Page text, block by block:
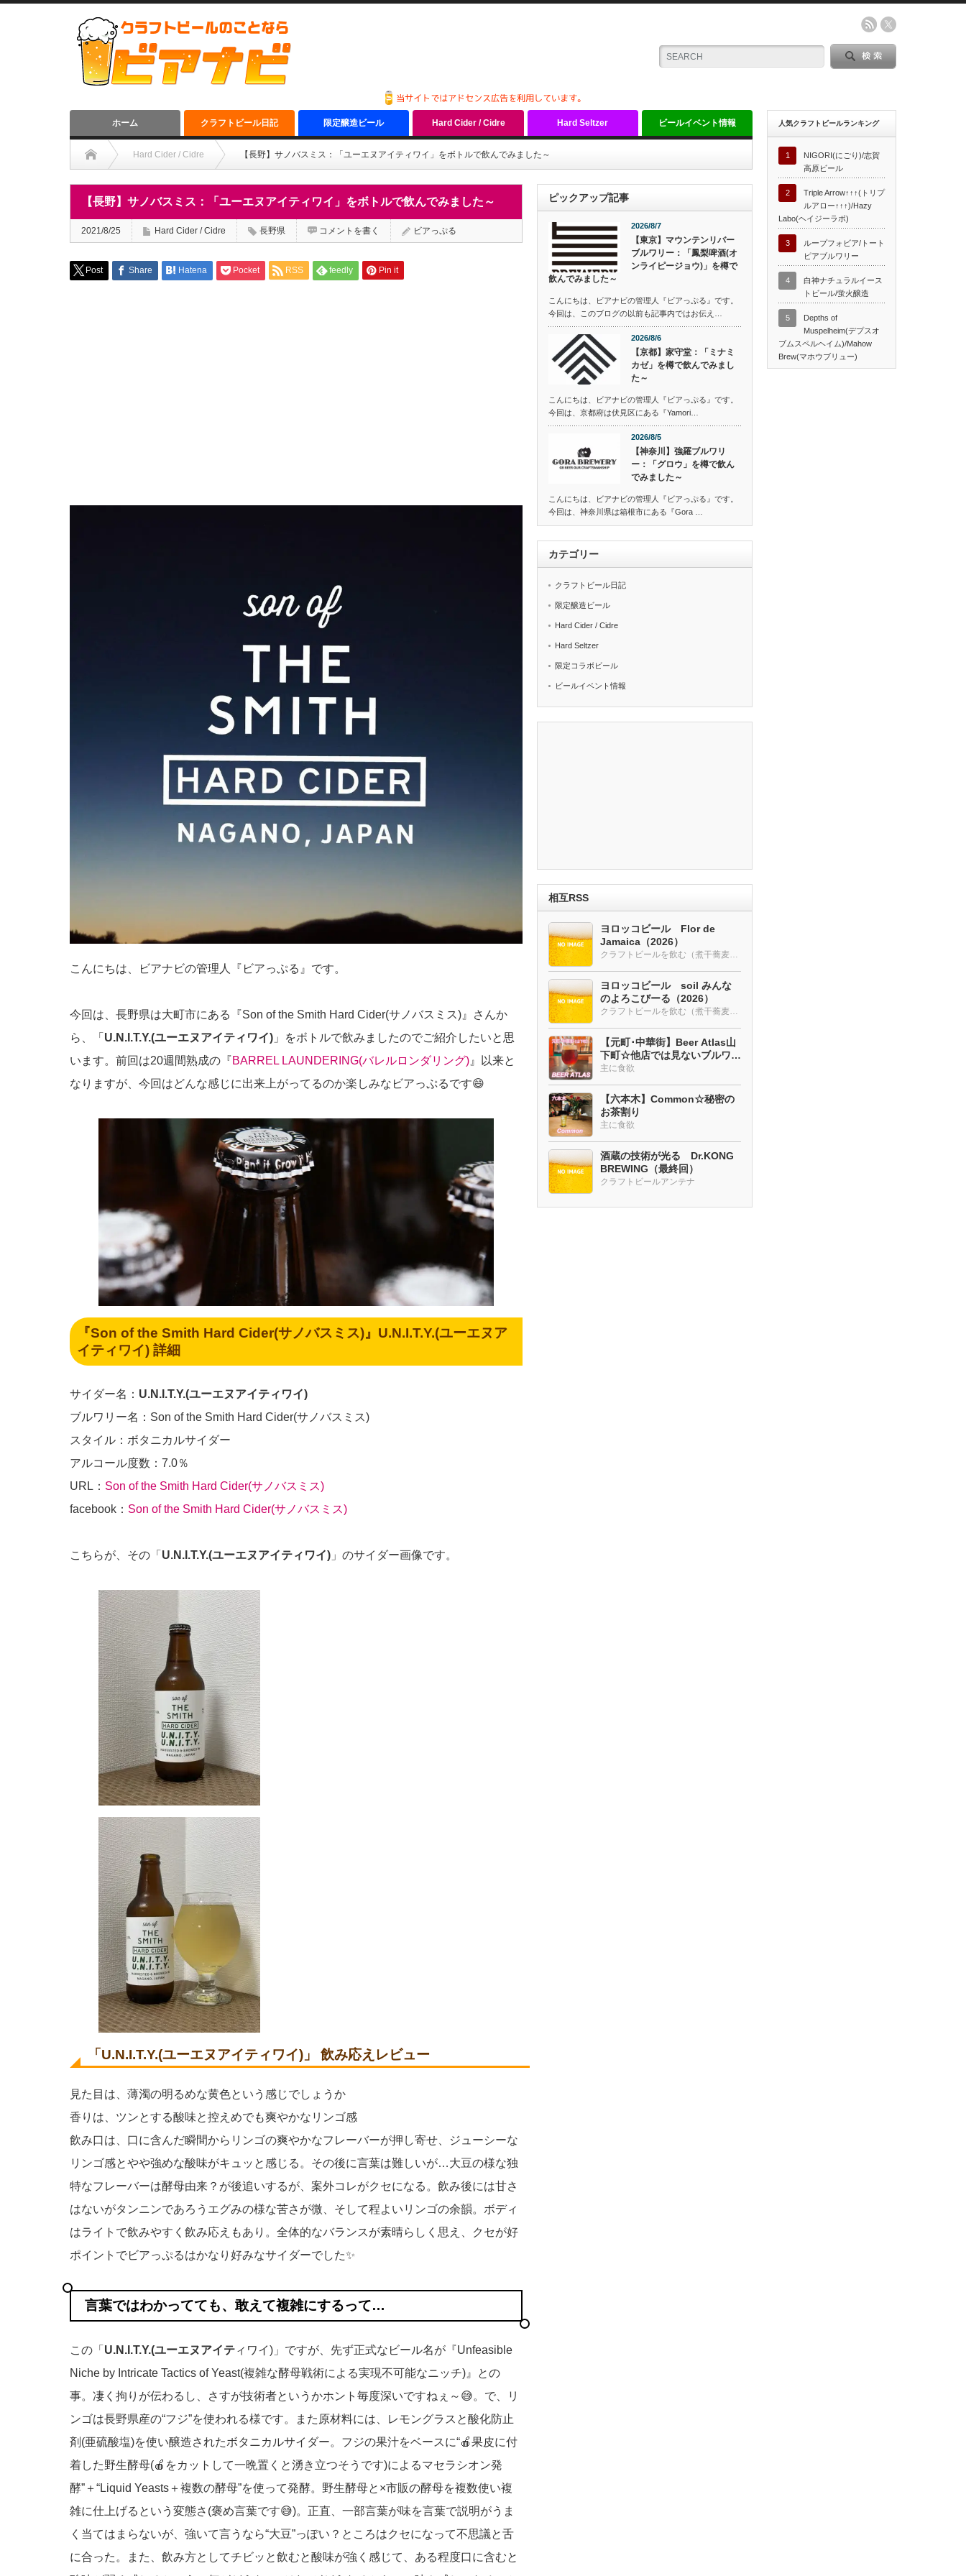
ホーム クラフトビール日記 限定醸造ビール Hard Cider / Cidre Hard Seltzer ビールイベント情報
Hard Cider / Cidre 【長野】サノバスミス：「ユーエヌアイティワイ」をボトルで飲んでみました～
【長野】サノバスミス：「ユーエヌアイティワイ」をボトルで飲んでみました～
2021/8/25 Hard Cider / Cidre 長野県 コメントを書く ビアっぷる
Post Share Hatena Pocket RSS feedly Pin it
こんにちは、ビアナビの管理人『ビアっぷる』です。
今回は、長野県は大町市にある『Son of the Smith Hard Cider(サノバスミス)』さんか
ら、「 U.N.I.T.Y.(ユーエヌアイティワイ) 」をボトルで飲みましたのでご紹介したいと思
います。前回は20週間熟成の『 BARREL LAUNDERING(バレルロンダリング)』以来と
なりますが、今回はどんな感じに出来上がってるのか楽しみなビアっぷるです😄
『Son of the Smith Hard Cider(サノバスミス)』 U.N.I.T.Y.(ユーエヌア
イティワイ)詳細
サイダー名： U.N.I.T.Y.(ユーエヌアイティワイ)
ブルワリー名：Son of the Smith Hard Cider(サノバスミス)
スタイル：ボタニカルサイダー
アルコール度数：7.0％
URL： Son of the Smith Hard Cider(サノバスミス)
facebook： Son of the Smith Hard Cider(サノバスミス)
こちらが、その「 U.N.I.T.Y.(ユーエヌアイティワイ) 」のサイダー画像です。
「 U.N.I.T.Y.(ユーエヌアイティワイ) 」 飲み応えレビュー
見た目は、薄濁の明るめな黄色という感じでしょうか
香りは、ツンとする酸味と控えめでも爽やかなリンゴ感
飲み口は、口に含んだ瞬間からリンゴの爽やかなフレーバーが押し寄せ、ジューシーな
リンゴ感とやや強めな酸味がキュッと感じる。その後に言葉は難しいが…大豆の様な独
特なフレーバーは酵母由来？が後追いするが、案外コレがクセになる。飲み後には甘さ
はないがタンニンであろうエグみの様な苦さが微、そして程よいリンゴの余韻。ボディ
はライトで飲みやすく飲み応えもあり。全体的なバランスが素晴らしく思え、クセが好
ポイントでビアっぷるはかなり好みなサイダーでした✨
言葉ではわかってても、敢えて複雑にするって…
この「 U.N.I.T.Y.(ユーエヌアイティワイ)」ですが、先ず正式なビール名が『Unfeasible
Niche by Intricate Tactics of Yeast(複雑な酵母戦術による実現不可能なニッチ)』との
事。凄く拘りが伝わるし、さすが技術者というかホント毎度深いですねぇ～😅。で、リ
ンゴは長野県産の“フジ”を使われる様です。また原材料には、レモングラスと酸化防止
剤(亜硫酸塩)を使い醸造されたボタニカルサイダー。フジの果汁をベースに“🍎果皮に付
着した野生酵母(🍎をカットして一晩置くと湧き立つそうです)によるマセラシオン発
酵”＋“Liquid Yeasts＋複数の酵母”を使って発酵。野生酵母と×市販の酵母を複数使い複
雑に仕上げるという変態さ(褒め言葉です😅)。正直、一部言葉が味を言葉で説明がうま
く当てはまらないが、強いて言うなら“大豆”っぽい？ところはクセになって不思議と舌
に合った。また、飲み方としてチビッと飲むと酸味が強く感じて、ある程度口に含むと
ピックアップ記事
2026/8/7
【東京】マウンテンリバー
ブルワリー：「鳳梨啤酒(オ
ンライピージョウ)」を樽で
飲んでみました～
こんにちは、ビアナビの管理人『ビアっぷる』です。
今回は、このブログの以前も記事内ではお伝え…
2026/8/6
【京都】家守堂：「ミナミ
カゼ」を樽で飲んでみまし
た～
こんにちは、ビアナビの管理人『ビアっぷる』です。
今回は、京都府は伏見区にある『Yamori…
2026/8/5
【神奈川】強羅ブルワリ
ー：「グロウ」を樽で飲ん
でみました～
こんにちは、ビアナビの管理人『ビアっぷる』です。
今回は、神奈川県は箱根市にある『Gora …
カテゴリー
クラフトビール日記
限定醸造ビール
Hard Cider / Cidre
Hard Seltzer
限定コラボビール
ビールイベント情報
相互RSS
ヨロッコビール Flor de
Jamaica（2026）
クラフトビールを飲む（煮干蕎麦も・・・）
ヨロッコビール soil みんな
のよろこびーる（2026）
クラフトビールを飲む（煮干蕎麦も・・・）
【元町･中華街】Beer Atlas山
下町☆他店では見ないブルワリ
ー多め
主に食欲
【六本木】Common☆秘密の
お茶割り
主に食欲
酒蔵の技術が光る Dr.KONG
BREWING（最終回）
クラフトビールアンテナ
人気クラフトビールランキング
1
NIGORI(にごり)/志賀
高原ビール
2
Triple Arrow↑↑↑(トリプ
ルアロー↑↑↑)/Hazy
Labo(ヘイジーラボ)
3
ループフォビア/トート
ピアブルワリー
4
白神ナチュラルイース
トビール/蛍火醸造
5
Depths of
Muspelheim(デプスオ
ブムスペルヘイム)/Mahow
Brew(マホウブリュー)